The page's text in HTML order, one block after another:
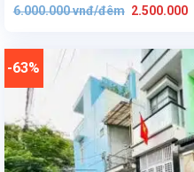
6.000.000vnđ/đêm gốc
vnđ/
đêm.
2.500.000
-63%